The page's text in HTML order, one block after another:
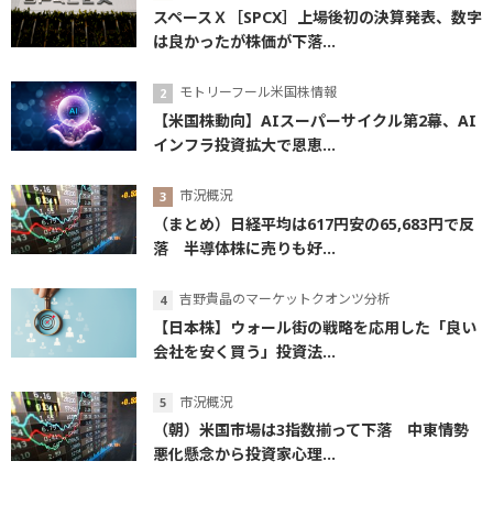
スペースＸ［SPCX］上場後初の決算発表、数字
は良かったが株価が下落...
モトリーフール米国株情報
【米国株動向】AIスーパーサイクル第2幕、AI
インフラ投資拡大で恩恵...
市況概況
（まとめ）日経平均は617円安の65,683円で反
落 半導体株に売りも好...
吉野貴晶のマーケットクオンツ分析
【日本株】ウォール街の戦略を応用した「良い
会社を安く買う」投資法...
市況概況
（朝）米国市場は3指数揃って下落 中東情勢
悪化懸念から投資家心理...